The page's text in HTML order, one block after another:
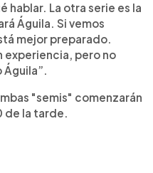
hablar. La otra serie es la
Águila. Si vemos
mejor preparado.
experiencia, pero no
"semis" comenzarán
de la tarde.